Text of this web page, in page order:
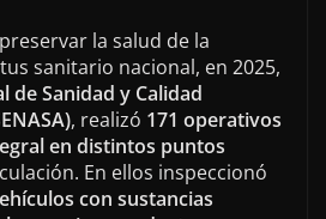
la salud de la
sanitario nacional, en 2025,
de Sanidad y Calidad
, realizó 171 operativos
en distintos puntos
En ellos inspeccionó
con sustancias